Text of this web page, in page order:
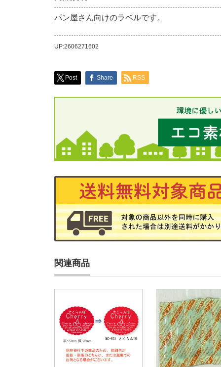
パン屋さん向けのラベルです。
UP:2606271602
Post Share RSS
関連商品